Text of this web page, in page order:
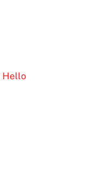
Hello